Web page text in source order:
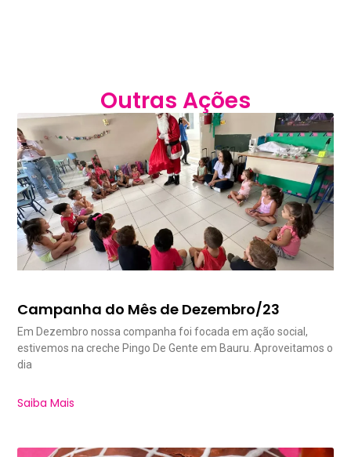
Outras Ações
Campanha do Mês de Dezembro/23
Em Dezembro nossa companha foi focada em ação social,
estivemos na creche Pingo De Gente em Bauru. Aproveitamos o
dia
Saiba Mais